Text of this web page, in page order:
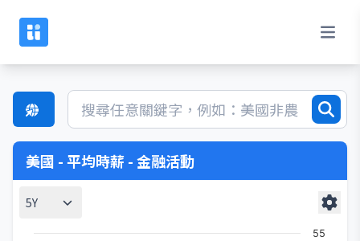
美國 - 平均時薪 - 金融活動
5Y
55